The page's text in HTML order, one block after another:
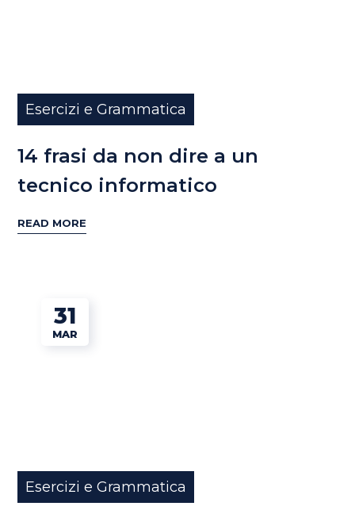
Esercizi e Grammatica
14 frasi da non dire a un
tecnico informatico
READ MORE
31
MAR
Esercizi e Grammatica